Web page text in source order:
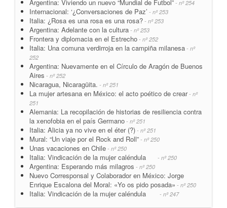
Argentina: Viviendo un nuevo “Mundial de Futbol” - nº 254
Internacional: ‘¿Conversaciones de Paz’ - nº 253
Italia: ¿Rosa es una rosa es una rosa? - nº 253
Argentina: Adelante con la cultura - nº 253
Frontera y diplomacia en el Estrecho - nº 252
Italia: Una comuna verdirroja en la campiña milanesa - nº
252
Argentina: Nuevamente en el Círculo de Aragón de Buenos
Aires - nº 252
Nicaragua, Nicaragüita. - nº 251
La mujer artesana en México: el acto poético de crear- nº
251
Alemania: La recopilación de historias de resiliencia contra
la xenofobia en el país Germano - nº 251
Italia: Alicia ya no vive en el éter (?) - nº 251
Mural: “Un viaje por el Rock and Roll” - nº 250
Unas vacaciones en Chile - nº 250
Italia: Vindicación de la mujer caléndula - nº 250
Argentina: Esperando más milagros - nº 250
Nuevo Corresponsal y Colaborador en México: Jorge
Enrique Escalona del Moral: «Yo os pido posada» - nº 250
Italia: Vindicación de la mujer caléndula - nº 247